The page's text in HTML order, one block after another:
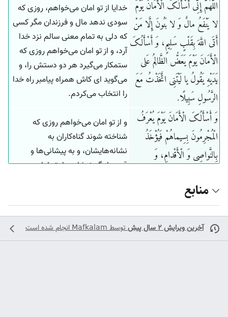
اللَّهُمَّ إِنِّی أَسْأَلُکَ الْأَمَانَ یَوْمَ
لا یَنْفَعُ مالٌ وَ لا بَنُونَ إِلَّا مَنْ
أَتَی اللَّهَ بِقَلْبٍ سَلِیمٍ، وَ أَسْأَلُکَ
الْأَمَانَ یَوْمَ یَعَضُّ الظَّالِمُ عَلی
یَدَیْهِ یَقُولُ یا لَیْتَنِی اتَّخَذْتُ مَعَ
الرَّسُولِ سَبِیلًا.
خدایا از تو امان می‌خواهم، روزی که
سودی ندهد مال و فرزندان مگر کسی
که دلی به تمام معنی سالم نزد خدا
آرد، و از تو امان می‌خواهم روزی که
ستمکار می‌گیرد هر دو دستش را، و
می‌گوید ای کاش همراه پیامبر راه خدا
را انتخاب می‌کردم.
وَ أَسْأَلُکَ الْأَمَانَ یَوْمَ یُعْرَفُ
الْمُجْرِمُونَ بِسِیماهُمْ فَیُؤْخَذُ
بِالنَّواصِی وَ الْأَقْدامِ، وَ
والِدٌ عَنْ وَلَدِهِ وَ لا مَوْلُودٌ هُوَ
اللَّهِ حَقٌّ
و از تو امان می‌خواهم روزی که
شناخته شوند گناه‌کاران به
نشانه‌هایشان، و به پیشانی‌ها و
قدم‌ها بگیرندشان و از تو امان
کننده است از پدرش به هیچ وجه،
البته وعده خدا حق است.
منابع
آخرین ویرایش ۲ سال پیش توسطMafkalamانجام شده است